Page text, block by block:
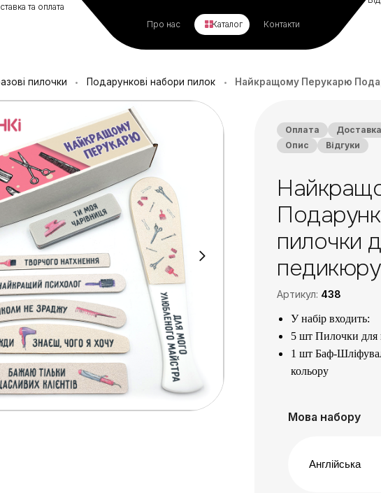
та оплата
Про нас
Каталог Контакти
пилочки • Подарункові набори пилок • Найкращому Перукарю
Оплата Доставка
Опис
Відгуки
пилочки
Артикул: 438
У набір входить:
5 шт Пилочки для
1 шт Баф-
кольору
180 гріт– м’який
Кращий
Мова набору